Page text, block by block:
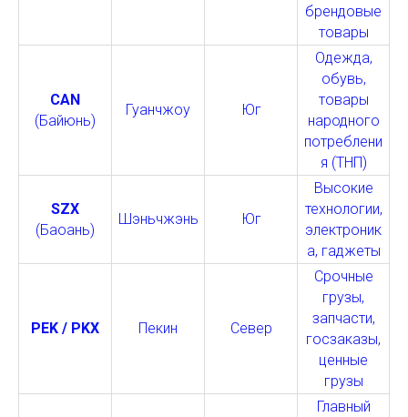
брендовые
товары
CAN
(Байюнь)
Гуанчжоу Юг
Одежда,
обувь,
товары
народного
потреблени
я (ТНП)
SZX
(Баоань)
Шэньчжэнь Юг
Высокие
технологии,
электроник
а, гаджеты
PEK / PKX Пекин Север
Срочные
грузы,
запчасти,
госзаказы,
ценные
грузы
Главный